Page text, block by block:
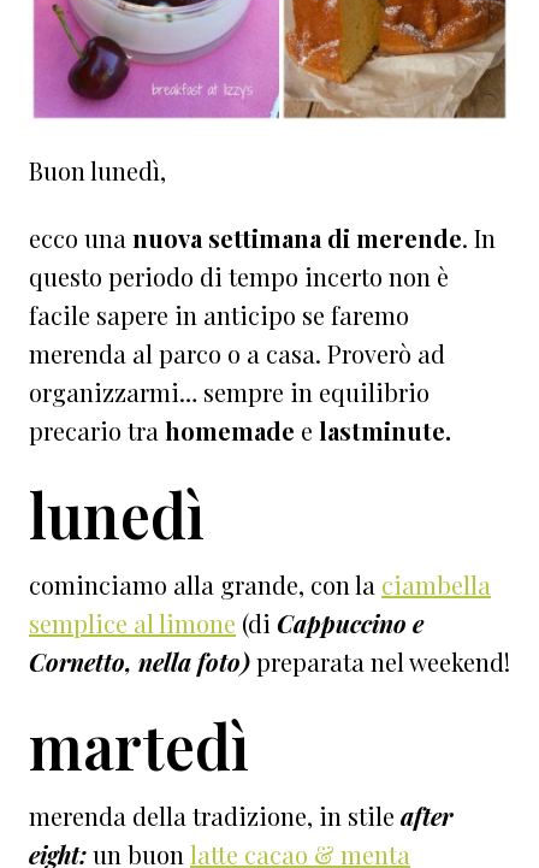
Buon lunedì,
ecco una nuova settimana di merende. In
questo periodo di tempo incerto non è
facile sapere in anticipo se faremo
merenda al parco o a casa. Proverò ad
organizzarmi… sempre in equilibrio
precario tra homemade e lastminute.
lunedì
cominciamo alla grande, con la ciambella
semplice al limone (di Cappuccino e
Cornetto, nella foto)preparata nel weekend!
martedì
merenda della tradizione, in stile after
eight:un buon latte cacao & menta